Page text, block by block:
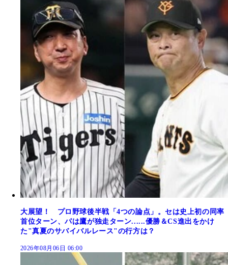
大展望！ プロ野球後半戦「4つの論点」。セは史上初の同率
首位ターン、パは鷹が独走ターン......優勝＆CS進出をかけ
た"真夏のサバイバルレース"の行方は？
2026年08月06日 06:00